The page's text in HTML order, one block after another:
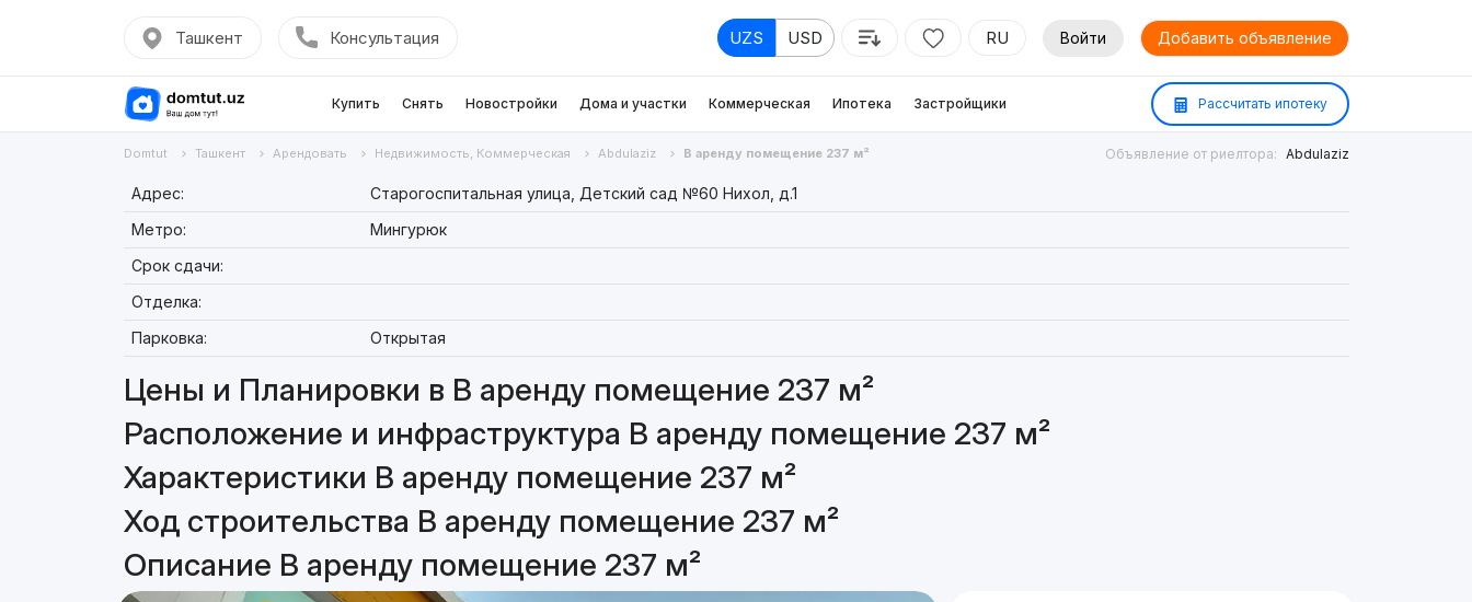
Ташкент Консультация UZS USD RU Войти Добавить объявление
Купить Снять Новостройки Дома и участки Коммерческая Ипотека Застройщики Рассчитать ипотеку
Domtut Ташкент Арендовать Недвижимость, Коммерческая Abdulaziz В аренду помещение 237 м² Объявление от риелтора: Abdulaziz
Адрес:
Старогоспитальная улица, Детский сад №60 Нихол, д.1
Метро:
Мингурюк
Срок сдачи:
Отделка:
Парковка:
Открытая
Цены и Планировки в В аренду помещение 237 м²
Расположение и инфраструктура В аренду помещение 237 м²
Характеристики В аренду помещение 237 м²
Ход строительства В аренду помещение 237 м²
Описание В аренду помещение 237 м²